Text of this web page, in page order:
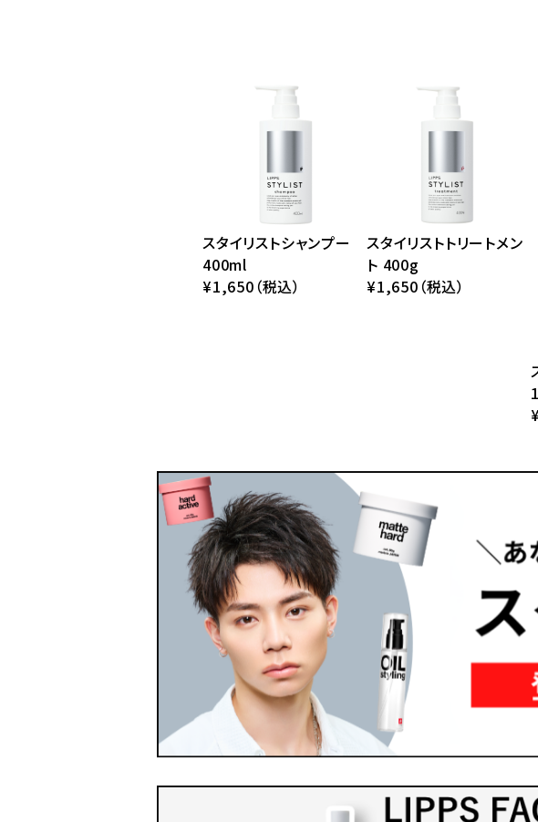
スタイリストシャンプー
400ml
¥1,650（税込）
スタイリストトリートメン
ト 400g
¥1,650（税込）